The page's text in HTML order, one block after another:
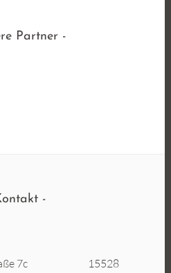
Partner
Straße 7c 15528